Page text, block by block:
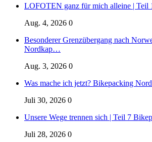
LOFOTEN ganz für mich alleine |
Aug. 4, 2026 0
Besonderer Grenzübergang nach
Nordkap…
Aug. 3, 2026 0
Was mache ich jetzt? Bikepacking
Juli 30, 2026 0
Unsere Wege trennen sich | Teil 7
Juli 28, 2026 0